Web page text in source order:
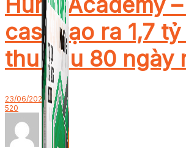
case tạo ra 1,7
thu sau 80 ngày
23/06/2024
520